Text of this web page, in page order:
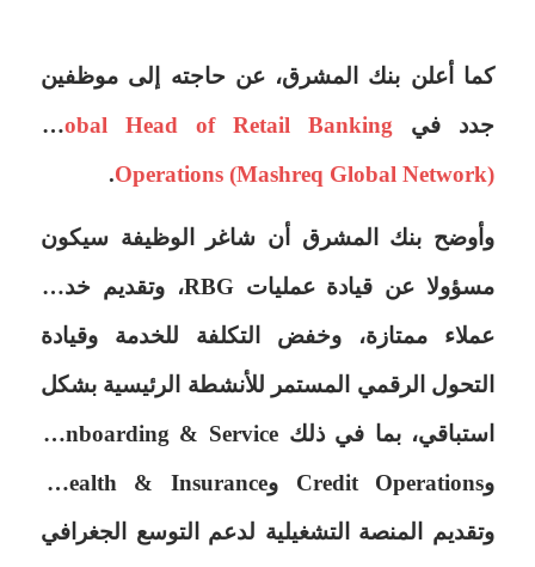
كما أعلن بنك المشرق، عن حاجته إلى موظفين
جدد في Global Head of Retail Banking
Operations (Mashreq GlobalNetwork)
.
وأوضح بنك المشرق أن شاغر الوظيفة سيكون
مسؤولا عن قيادة عمليات RBG، وتقديم خدمة
عملاء ممتازة، وخفض التكلفة للخدمة وقيادة
التحول الرقمي المستمر للأنشطة الرئيسية بشكل
استباقي، بما في ذلك Onboarding & Service،
وتقديم المنصة التشغيلية لدعم التوسع الجغرافي